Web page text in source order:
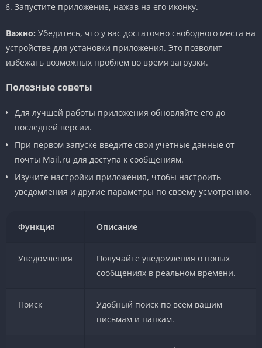
Запустите приложение, нажав на его иконку.
Важно: Убедитесь, что у вас достаточно свободного места на
устройстве для установки приложения. Это позволит
избежать возможных проблем во время загрузки.
Полезные советы
Для лучшей работы приложения обновляйте его до
последней версии.
При первом запуске введите свои учетные данные от
почты Mail.ru для доступа к сообщениям.
Изучите настройки приложения, чтобы настроить
уведомления и другие параметры по своему усмотрению.
Функция Описание
Уведомления
Получайте уведомления о новых
сообщениях в реальном времени.
Поиск
Удобный поиск по всем вашим
письмам и папкам.